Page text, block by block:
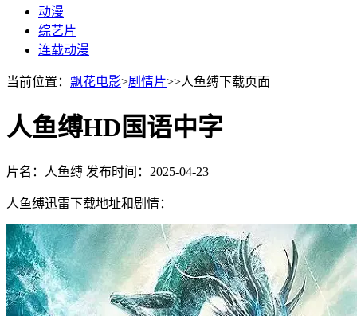
动漫
综艺片
连载动漫
当前位置： 飘花电影>剧情片>>人鱼缚下载页面
人鱼缚HD国语中字
片名：人鱼缚 发布时间：2025-04-23
人鱼缚迅雷下载地址和剧情：